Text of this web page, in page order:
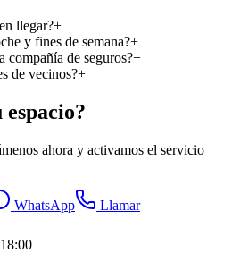
llegar?+
y fines de semana?+
compañía de seguros?+
de vecinos?+
espacio?
ahora y activamos el servicio
WhatsApp Llamar